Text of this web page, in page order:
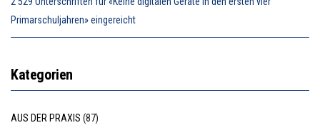
Primarschuljahren» eingereicht
Kategorien
AUS DER PRAXIS (87)